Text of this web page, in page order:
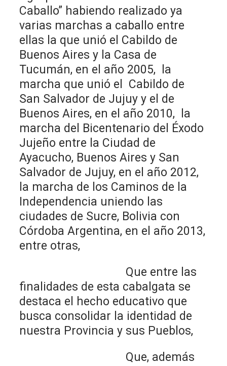
Caballo” habiendo realizado ya
varias marchas a caballo entre
ellas la que unió el Cabildo de
Buenos Aires y la Casa de
Tucumán, en el año 2005, la
marcha que unió el Cabildo de
San Salvador de Jujuy y el de
Buenos Aires, en el año 2010, la
marcha del Bicentenario del Éxodo
Jujeño entre la Ciudad de
Ayacucho, Buenos Aires y San
Salvador de Jujuy, en el año 2012,
la marcha de los Caminos de la
Independencia uniendo las
ciudades de Sucre, Bolivia con
Córdoba Argentina, en el año 2013,
entre otras,
Que entre las
finalidades de esta cabalgata se
destaca el hecho educativo que
busca consolidar la identidad de
nuestra Provincia y sus Pueblos,
Que, además